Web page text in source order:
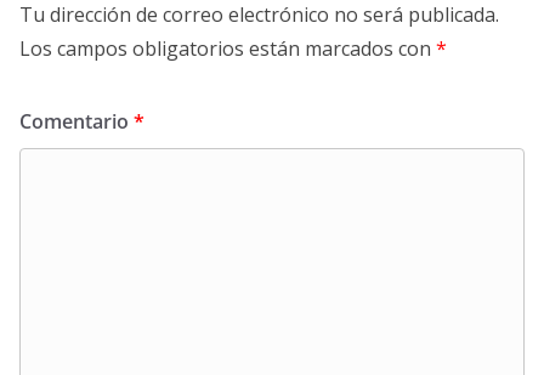
Tu dirección de correo electrónico no será publicada.
Los campos obligatorios están marcados con *
Comentario *